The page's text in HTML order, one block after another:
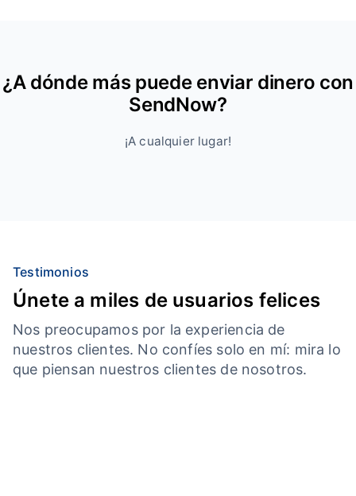
¿A dónde más puede enviar dinero con
SendNow?
¡A cualquier lugar!
Testimonios
Únete a miles de usuarios felices
Nos preocupamos por la experiencia de
nuestros clientes. No confíes solo en mí: mira lo
que piensan nuestros clientes de nosotros.